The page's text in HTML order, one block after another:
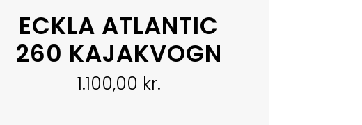
ECKLA ATLANTIC
260 KAJAKVOGN
1.100,00 kr.